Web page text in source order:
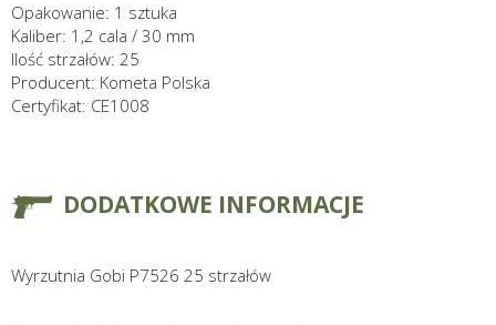
Opakowanie: 1 sztuka
Kaliber: 1,2 cala / 30 mm
Ilość strzałów: 25
Producent: Kometa Polska
Certyfikat: CE1008
DODATKOWE INFORMACJE
Wyrzutnia Gobi P7526 25 strzałów